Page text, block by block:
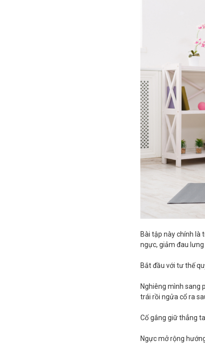
Bài tập này chính là
ngực, giảm đau
Bắt đầu với tư thế
Nghiêng mình sang
trái rồi ngửa cổ ra
Cố gắng giữ thẳng
Ngực mở rộng